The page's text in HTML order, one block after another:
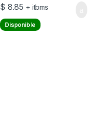
$ 8.85 + itbms
Disponible